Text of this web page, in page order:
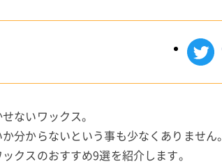
ないワックス。
分からないという事も少なくありません。
クスのおすすめ9選を紹介します。